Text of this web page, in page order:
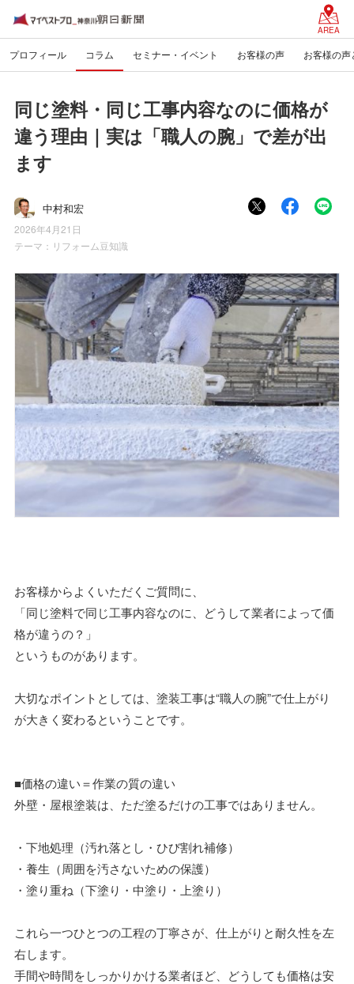
AREA
プロフィール コラム セミナー・イベント お客様の声 お客様の声
同じ塗料・同じ工事内容なのに価格が
違う理由｜実は「職人の腕」で差が出
ます
中村和宏
2026年4月21日
テーマ： リフォーム豆知識
お客様からよくいただくご質問に、
「同じ塗料で同じ工事内容なのに、どうして業者によって価
格が違うの？」
というものがあります。
大切なポイントとしては、塗装工事は“職人の腕”で仕上がり
が大きく変わるということです。
■価格の違い＝作業の質の違い
外壁・屋根塗装は、ただ塗るだけの工事ではありません。
・下地処理（汚れ落とし・ひび割れ補修）
・養生（周囲を汚さないための保護）
・塗り重ね（下塗り・中塗り・上塗り）
これら一つひとつの工程の丁寧さが、仕上がりと耐久性を左
右します。
手間や時間をしっかりかける業者ほど、どうしても価格は安